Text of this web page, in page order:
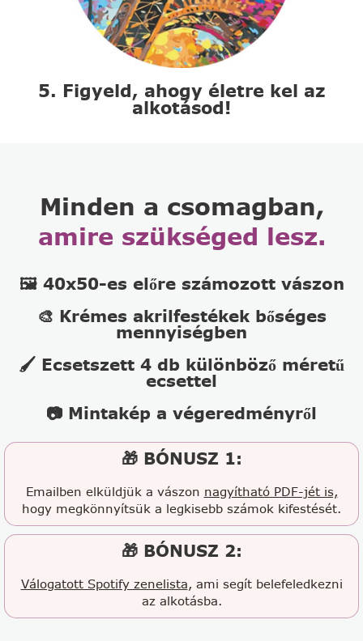
5. Figyeld, ahogy életre kel az
alkotásod!
Minden a csomagban,
amire szükséged lesz.
🖼️ 40x50-es előre számozott vászon
🎨 Krémes akrilfestékek bőséges
mennyiségben
🖌️ Ecsetszett 4 db különböző méretű
ecsettel
📷 Mintakép a végeredményről
🎁 BÓNUSZ 1:
Emailben elküldjük a vászon nagyítható PDF-jét is,
hogy megkönnyítsük a legkisebb számok kifestését.
🎁 BÓNUSZ 2:
Válogatott Spotify zenelista, ami segít belefeledkezni
az alkotásba.